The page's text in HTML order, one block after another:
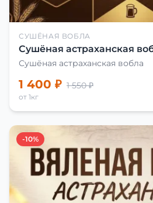
СУШЁНАЯ ВОБЛА
Сушёная астраханская
Сушёная астраханская вобла
1 400 ₽ 1 550 ₽
от 1кг
-10%